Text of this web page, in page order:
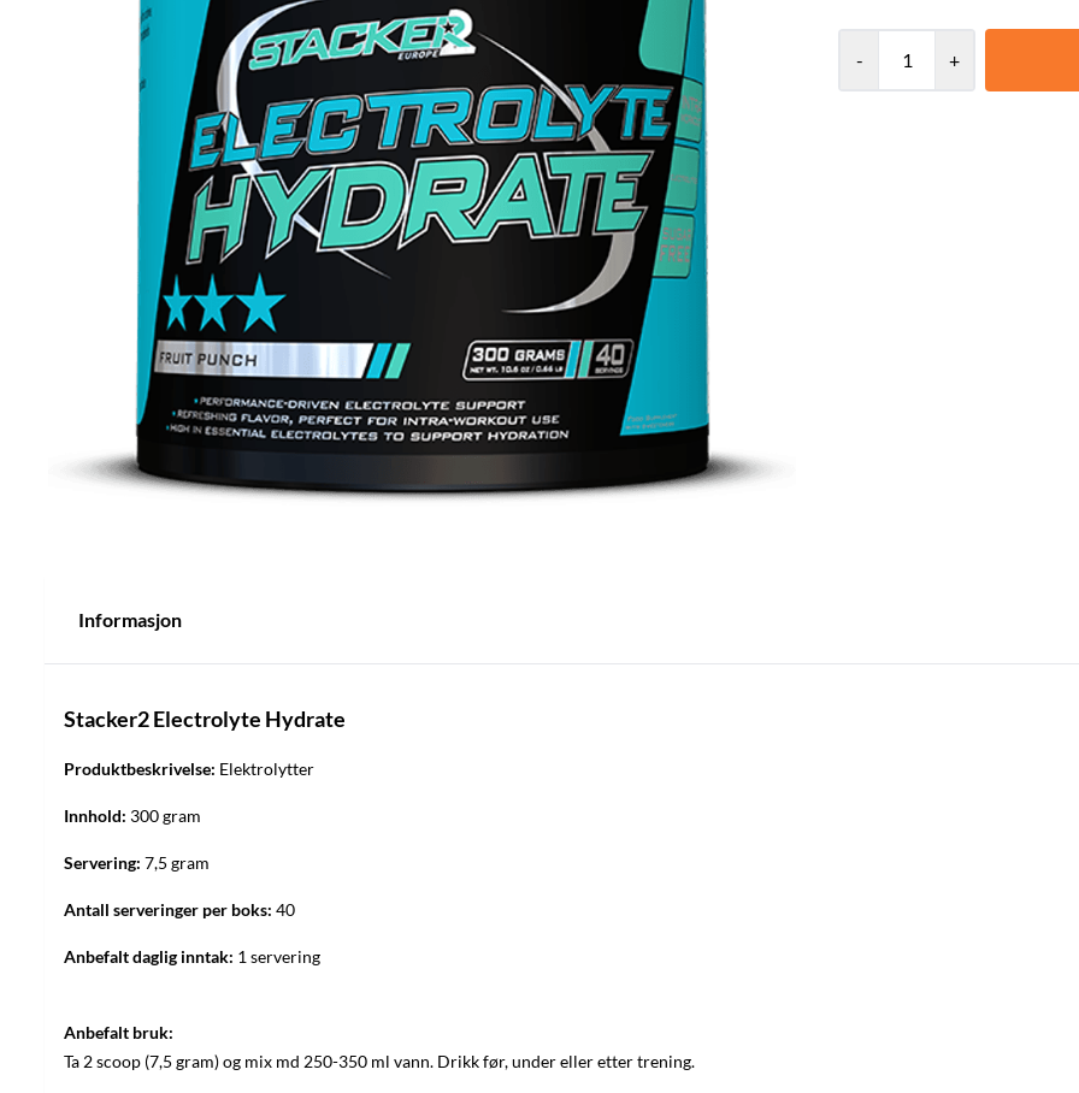
holde tempoet oppe, uansett hvor hardt du presser
lengre tid, mister du viktige
redusert prestasjon – men det stopper her! Electrolyte Hydrate er
fylle på kroppens naturlige
- +
Informasjon
Stacker2 Electrolyte Hydrate
Produktbeskrivelse: Elektrolytter
Innhold: 300 gram
Servering: 7,5 gram
Antall serveringer per boks: 40
Anbefalt daglig inntak: 1 servering
Anbefalt bruk:
Ta 2 scoop (7,5 gram) og mix md 250-350 ml vann. Drikk før, under eller etter trening.